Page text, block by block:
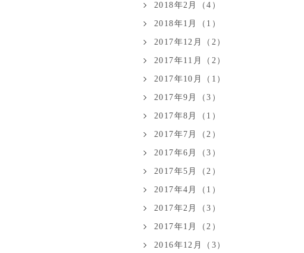
2018年2月（4）
2018年1月（1）
2017年12月（2）
2017年11月（2）
2017年10月（1）
2017年9月（3）
2017年8月（1）
2017年7月（2）
2017年6月（3）
2017年5月（2）
2017年4月（1）
2017年2月（3）
2017年1月（2）
2016年12月（3）